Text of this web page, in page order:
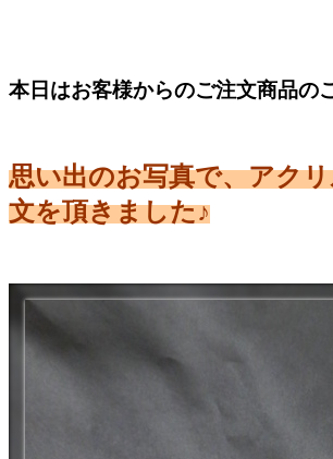
本日はお客様からのご注文商品の
思い出のお写真で、アク
文を頂きました♪